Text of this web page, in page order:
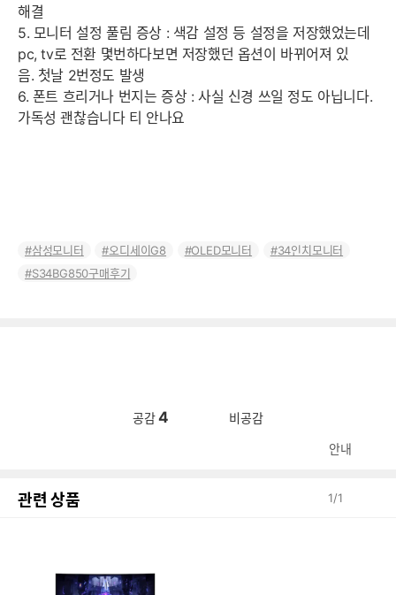
해결
5. 모니터 설정 풀림 증상 : 색감 설정 등 설정을 저장했었는데
pc, tv로 전환 몇번하다보면 저장했던 옵션이 바뀌어져 있
음. 첫날 2번정도 발생
6. 폰트 흐리거나 번지는 증상 : 사실 신경 쓰일 정도 아닙니다.
가독성 괜찮습니다 티 안나요
삼성모니터 오디세이G8 OLED모니터
34인치모니터
S34BG850구매후기
공감 4 비공감
안내
관련 상품 1/1